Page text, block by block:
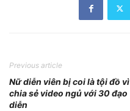
Previous article
Nữ diễn viên bị coi là tội đồ vì
chia sẻ video ngủ với 30 đạo
diễn